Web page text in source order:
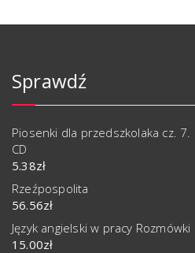
Sprawdź
Piosenki dla przedszkolaka cz. 7.
CD
5.38zł
Rzeźpospolita
56.56zł
Język angielski w pracy Rozmówki
15.00zł